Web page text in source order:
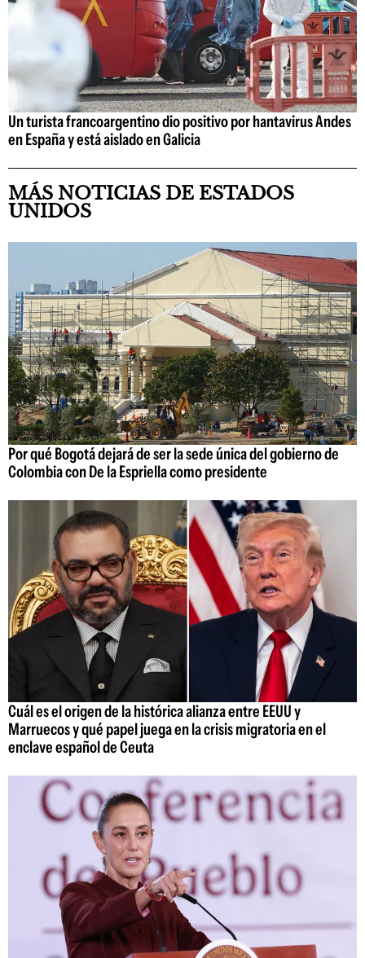
Un turista francoargentino dio positivo por hantavirus Andes
en España y está aislado en Galicia
MÁS NOTICIAS DE ESTADOS
UNIDOS
Por qué Bogotá dejará de ser la sede única del gobierno de
Colombia con De la Espriella como presidente
Cuál es el origen de la histórica alianza entre EEUU y
Marruecos y qué papel juega en la crisis migratoria en el
enclave español de Ceuta